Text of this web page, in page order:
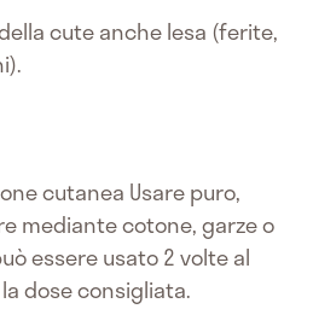
cute anche lesa (ferite,
cutanea Usare puro,
mediante cotone, garze o
essere usato 2 volte al
dose consigliata.